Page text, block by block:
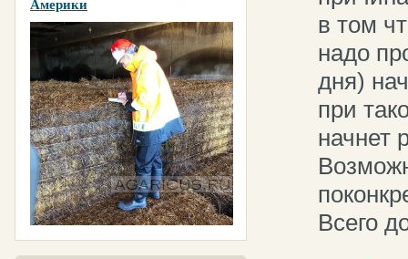
Америки
в том
надо
дня)
при
начнет
Всего